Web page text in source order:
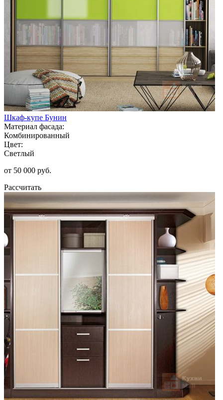
Шкаф-купе Бунин
Материал фасада:
Комбинированный
Цвет:
Светлый
от 50 000 руб.
Рассчитать